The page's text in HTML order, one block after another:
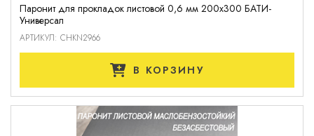
Паронит для прокладок листовой 0,6 мм 200х300 БАТИ-
Универсал
АРТИКУЛ: CHKN2966
В КОРЗИНУ